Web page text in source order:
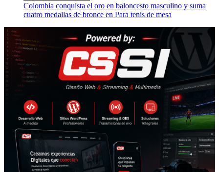
Colombia conquista el oro en baloncesto masculino y suma
cuatro medallas de bronce en Para tenis de mesa